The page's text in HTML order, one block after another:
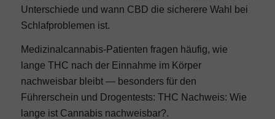
Unterschiede und wann CBD die sicherere Wahl bei
Schlafproblemen ist.
Medizinalcannabis-Patienten fragen häufig, wie
lange THC nach der Einnahme im Körper
nachweisbar bleibt — besonders für den
Führerschein und Drogentests: THC Nachweis: Wie
lange ist Cannabis nachweisbar?.